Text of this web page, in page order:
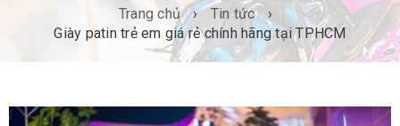
Trang chủ › Tin tức
›
Giày patin trẻ em giá rẻ chính hãng tại TPHCM